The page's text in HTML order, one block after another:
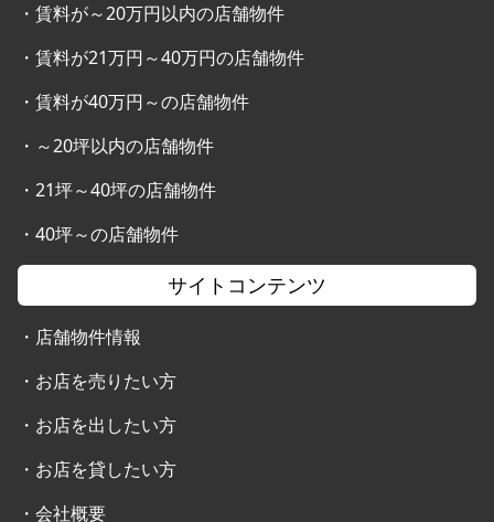
・ 賃料が～20万円以内の店舗物件
・ 賃料が21万円～40万円の店舗物件
・ 賃料が40万円～の店舗物件
・ ～20坪以内の店舗物件
・ 21坪～40坪の店舗物件
・ 40坪～の店舗物件
サイトコンテンツ
・ 店舗物件情報
・ お店を売りたい方
・ お店を出したい方
・ お店を貸したい方
・ 会社概要